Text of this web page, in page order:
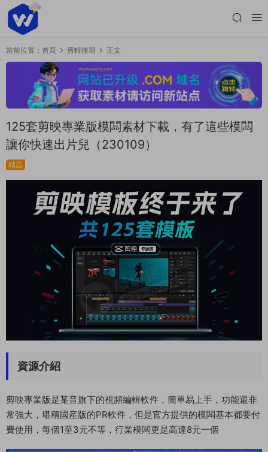
當前位置： 首頁 剪輯後期 正文
125套剪映專業版模闆素材下載，有了這些模闆
讓你快速出片兒（230109）
精品
資源介紹
剪映專業版是某音旗下的視頻編輯軟件，簡單易上手，功能還非
常強大，堪稱國産版的PR軟件，但是官方提供的模闆基本都要付
費使用，每個1至3元不等，行業模闆更是高達8元一個